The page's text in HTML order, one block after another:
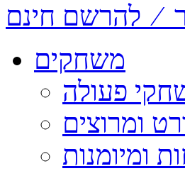
⁄ להרשם חינם
משחקים
פעולה
ומרוצים
ומיומנות